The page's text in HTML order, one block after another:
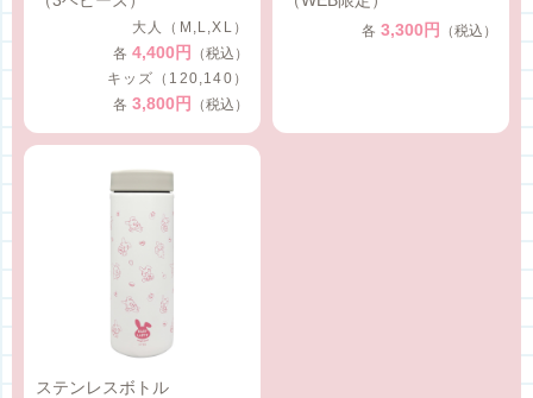
大人（M,L,XL）
各 4,400円
（税込）
キッズ（120,140）
各 3,800円 （税込）
各 3,300円 （税込）
ステンレスボトル